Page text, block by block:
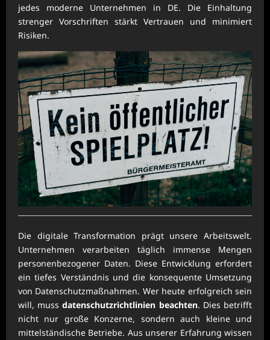
jedes moderne Unternehmen in DE. Die Einhaltung
strenger Vorschriften stärkt Vertrauen und minimiert
Risiken.
Die digitale Transformation prägt unsere Arbeitswelt.
Unternehmen verarbeiten täglich immense Mengen
personenbezogener Daten. Diese Entwicklung erfordert
ein tiefes Verständnis und die konsequente Umsetzung
von Datenschutzmaßnahmen. Wer heute erfolgreich sein
will, mussdatenschutzrichtlinien beachten. Dies betrifft
nicht nur große Konzerne, sondern auch kleine und
mittelständische Betriebe. Aus unserer Erfahrung wissen